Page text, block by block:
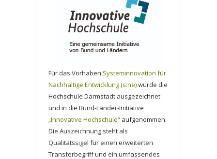
Für das Vorhaben Systeminnovation für
Nachhaltige Entwicklung (s:ne)wurde die
Hochschule Darmstadt ausgezeichnet
und in die Bund-Länder-Initiative
„Innovative Hochschule“ aufgenommen.
Die Auszeichnung steht als
Qualitätssigel für einen erweiterten
Transferbegriff und ein umfassendes